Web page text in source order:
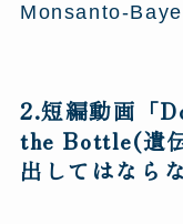
Monsanto-
2.短編動画「
the Bottle(遺
出してはなら